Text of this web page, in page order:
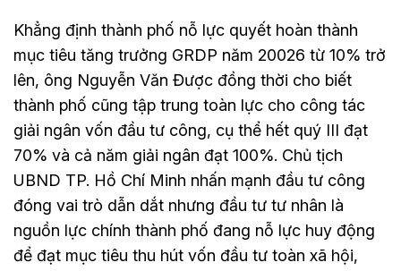
Khẳng định thành phố nỗ lực quyết hoàn thành
mục tiêu tăng trưởng GRDP năm 20026 từ 10% trở
lên, ông Nguyễn Văn Được đồng thời cho biết
thành phố cũng tập trung toàn lực cho công tác
giải ngân vốn đầu tư công, cụ thể hết quý III đạt
70% và cả năm giải ngân đạt 100%. Chủ tịch
UBND TP. Hồ Chí Minh nhấn mạnh đầu tư công
đóng vai trò dẫn dắt nhưng đầu tư tư nhân là
nguồn lực chính thành phố đang nỗ lực huy động
để đạt mục tiêu thu hút vốn đầu tư toàn xã hội,